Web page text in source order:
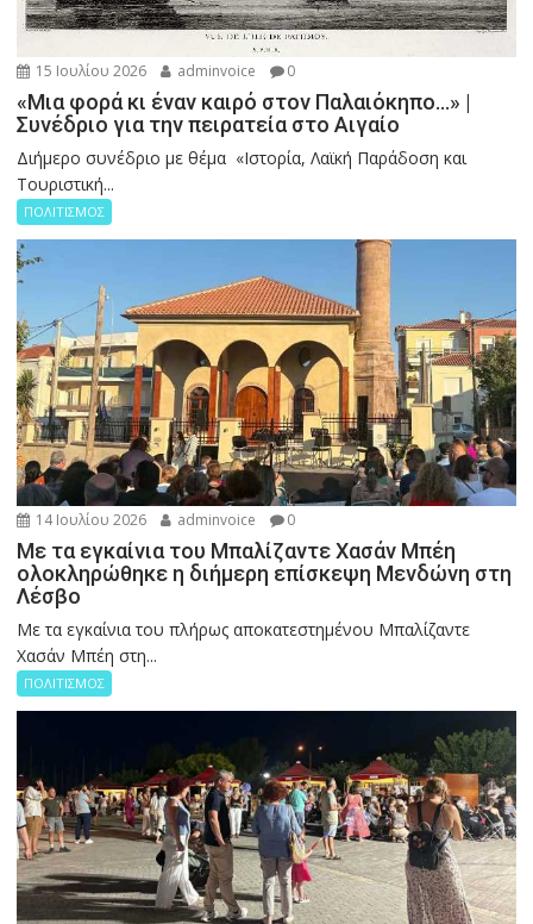
15 Ιουλίου 2026 adminvoice 0
«Μια φορά κι έναν καιρό στον Παλαιόκηπο…» |
Συνέδριο για την πειρατεία στο Αιγαίο
Διήμερο συνέδριο με θέμα «Ιστορία, Λαϊκή Παράδοση και
Τουριστική...
ΠΟΛΙΤΙΣΜΟΣ
14 Ιουλίου 2026 adminvoice 0
Με τα εγκαίνια του Μπαλίζαντε Χασάν Μπέη
ολοκληρώθηκε η διήμερη επίσκεψη Μενδώνη στη
Λέσβο
Με τα εγκαίνια του πλήρως αποκατεστημένου Μπαλίζαντε
Χασάν Μπέη στη...
ΠΟΛΙΤΙΣΜΟΣ